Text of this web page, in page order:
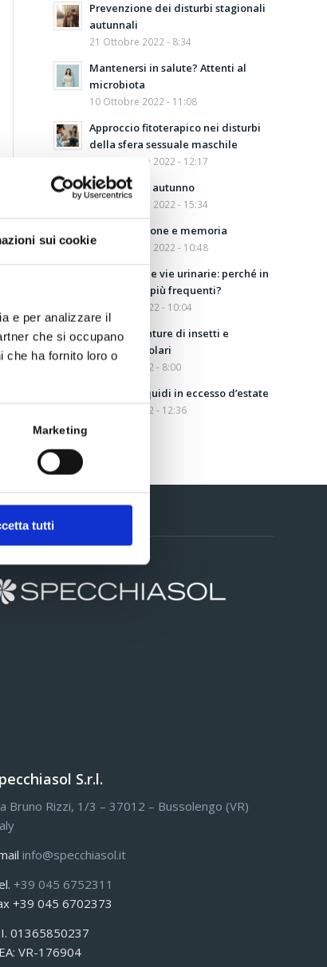
sui cookie
e per analizzare il
che si occupano
che ha fornito loro o
Marketing
tutti
Prevenzione dei disturbi stagionali
autunnali
21 Ottobre 2022 - 8:34
Mantenersi in salute? Attenti al
microbiota
10 Ottobre 2022 - 11:08
Approccio fitoterapico nei disturbi
della sfera sessuale maschile
27 Settembre 2022 - 12:17
Depurarsi in autunno
21 Settembre 2022 - 15:34
Concentrazione e memoria
12 Settembre 2022 - 10:48
Disturbi delle vie urinarie: perché in
estate sono più frequenti?
31 Agosto 2022 - 10:04
Aloe per punture di insetti e
scottature solari
5 Agosto 2022 - 8:00
Drenare i liquidi in eccesso d’estate
13 Luglio 2022 - 12:36
S.r.l.
Bruno Rizzi, 1/3 – 37012 – Bussolengo (VR)
info@specchiasol.it
+39 045 6752311
+39 045 6702373
01365850237
VR-176904